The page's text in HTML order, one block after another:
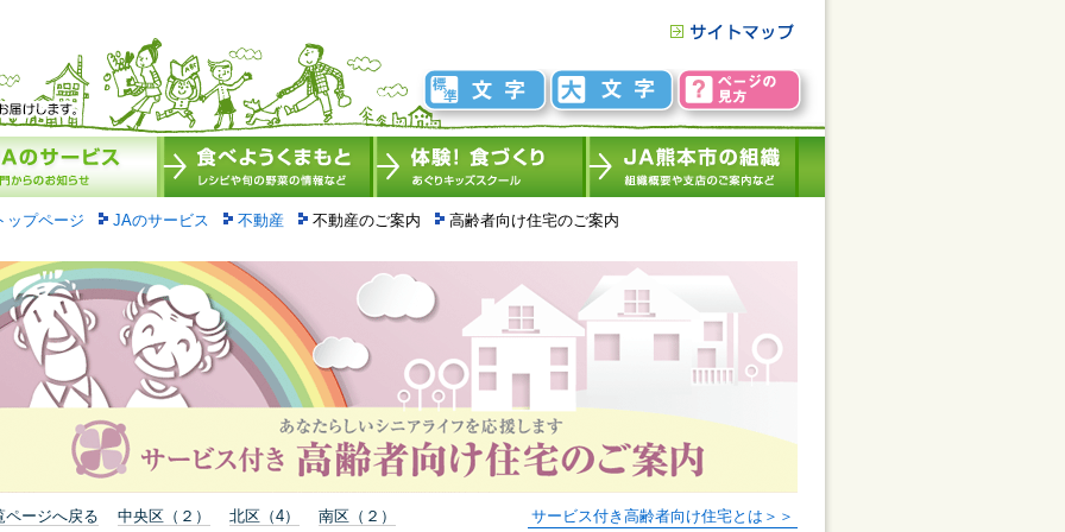
ップページ JAのサービス 不動産 不動産のご案内 高齢者向け住宅のご案内
ページへ戻る 中央区（２） 北区（4） 南区（２） サービス付き高齢者向け住宅とは＞＞